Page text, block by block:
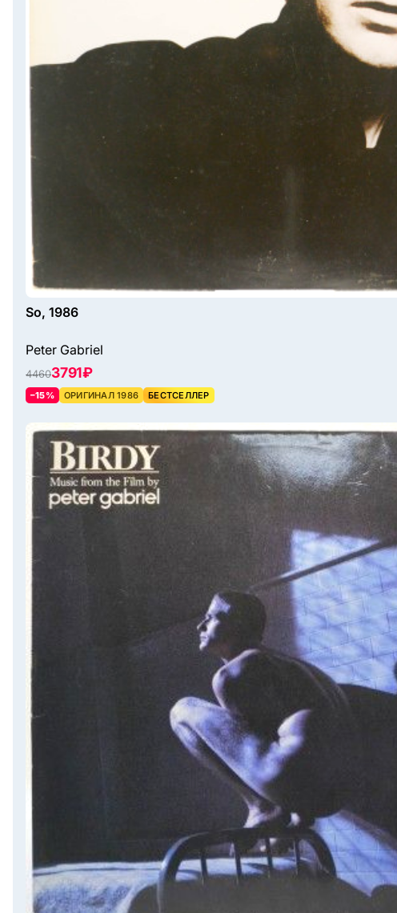
So, 1986
Peter Gabriel
44603791 ₽
–15% ОРИГИНАЛ 1986 БЕСТСЕЛЛЕР